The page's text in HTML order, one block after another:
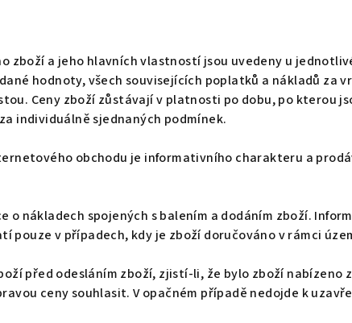
zboží a jeho hlavních vlastností jsou uvedeny u
hodnoty, všech souvisejících poplatků a nákladů za
Ceny zboží zůstávají v platnosti po dobu, po kterou
individuálně sjednaných podmínek.
obchodu je informativního charakteru a
nákladech spojených s balením a dodáním zboží.
v případech, kdy je zboží doručováno v rámci
před odesláním zboží, zjistí-li, že bylo zboží nabízeno
ceny souhlasit. V opačném případě nedojde k